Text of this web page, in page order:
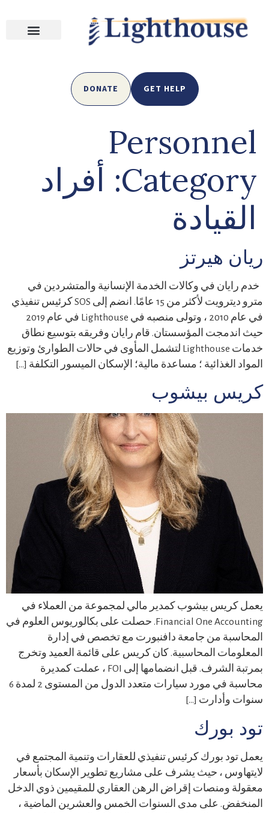
GET HELP
DONATE
Personnel
Category: أفراد
القيادة
ريان هيرتز
خدم رايان في وكالات الخدمة الإنسانية والمتشردين في
مترو ديترويت لأكثر من 15 عامًا. انضم إلى SOS كرئيس تنفيذي
في عام 2010 ، وتولى منصبه في Lighthouse في عام 2019
حيث اندمجت المؤسستان. قام رايان وفريقه بتوسيع نطاق
خدمات Lighthouse لتشمل المأوى في حالات الطوارئ وتوزيع
المواد الغذائية ؛ مساعدة مالية؛ الإسكان الميسور التكلفة […]
كريس بيشوب
يعمل كريس بيشوب كمدير مالي لمجموعة من العملاء في
Financial One Accounting. حصلت على بكالوريوس العلوم في
المحاسبة من جامعة دافنبورت مع تخصص في إدارة
المعلومات المحاسبية. كان كريس على قائمة العميد وتخرج
بمرتبة الشرف. قبل انضمامها إلى FOI ، عملت كمديرة
محاسبة في مورد سيارات متعدد الدول من المستوى 2 لمدة 6
سنوات وأدارت […]
تود بورك
يعمل تود بورك كرئيس تنفيذي للعقارات وتنمية المجتمع في
لايتهاوس ، حيث يشرف على مشاريع تطوير الإسكان بأسعار
معقولة ومنصات إقراض الرهن العقاري للمقيمين ذوي الدخل
المنخفض. على مدى السنوات الخمس والعشرين الماضية ،